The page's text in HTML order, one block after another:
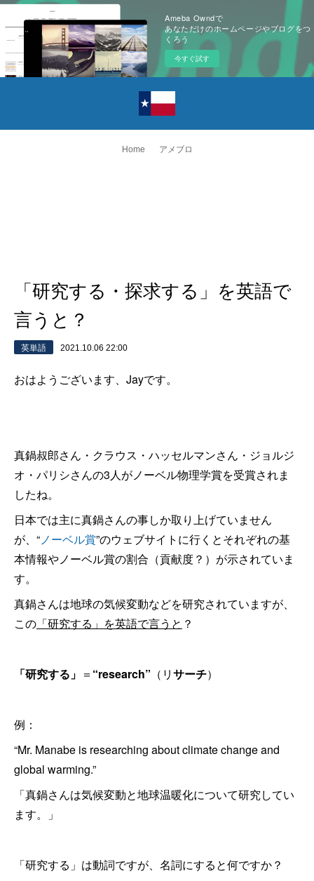
Ameba Owndで
あなただけのホームページやブログをつ
くろう
今すぐ試す
Home アメブロ
「研究する・探求する」を英語で
言うと？
英単語 2021.10.06 22:00
おはようございます、Jayです。
真鍋叔郎さん・クラウス・ハッセルマンさん・ジョルジ
オ・パリシさんの3人がノーベル物理学賞を受賞されま
したね。
日本では主に真鍋さんの事しか取り上げていません
が、“ノーベル賞”のウェブサイトに行くとそれぞれの基
本情報やノーベル賞の割合（貢献度？）が示されていま
す。
真鍋さんは地球の気候変動などを研究されていますが、
この 「研究する」を英語で言うと ？
「研究する」 ＝ “research” （リサーチ）
例：
“Mr. Manabe is researching about climate change and
global warming.”
「真鍋さんは気候変動と地球温暖化について研究してい
ます。」
「研究する」は動詞ですが、名詞にすると何ですか？